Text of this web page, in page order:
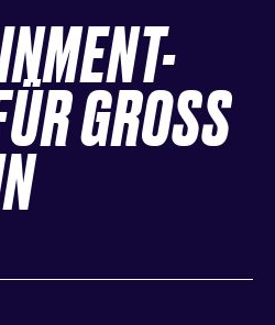
GROSS